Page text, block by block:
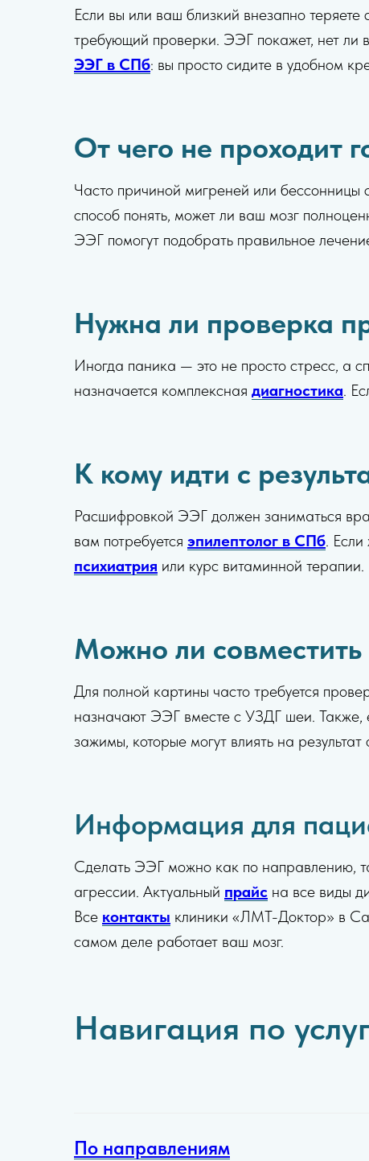
Если вы или ваш близкий внезапно теряете
требующий проверки. ЭЭГ покажет, нет ли
ЭЭГ в СПб: вы просто сидите в удобном
От чего не проходит
Часто причиной мигреней или бессонницы
способ понять, может ли ваш мозг
ЭЭГ помогут подобрать правильное
Нужна ли проверка
Иногда паника — это не просто стресс, а
назначается комплексная диагностика.
К кому идти с
Расшифровкой ЭЭГ должен заниматься
вам потребуется эпилептолог в СПб.
психиатрия или курс витаминной терапии.
Можно ли
Для полной картины часто требуется
назначают ЭЭГ вместе с УЗДГ шеи. Также,
зажимы, которые могут влиять на результат
Информация для
Сделать ЭЭГ можно как по направлению,
агрессии. Актуальный прайс на все виды
Все контакты клиники «ЛМТ-Доктор» в
самом деле работает ваш мозг.
Навигация по
По направлениям